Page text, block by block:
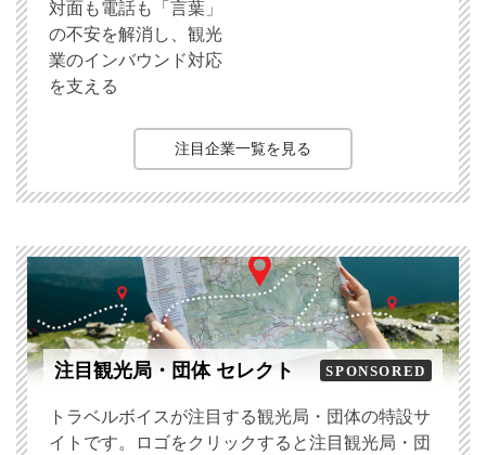
対面も電話も「言葉」
の不安を解消し、観光
業のインバウンド対応
を支える
注目企業一覧を見る
注目観光局・団体 セレクト SPONSORED
トラベルボイスが注目する観光局・団体の特設サ
イトです。ロゴをクリックすると注目観光局・団